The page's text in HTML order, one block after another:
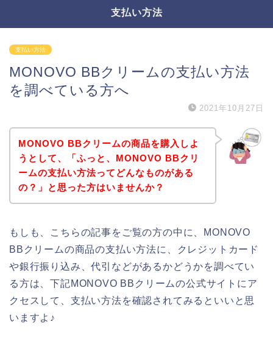
支払い方法
支払い方法
MONOVO BBクリームの支払い方法
を調べている方へ
2021年10月27日
MONOVO BBクリームの商品を購入しよ
うとして、「ふっと、MONOVO BBクリ
ームの支払い方法ってどんなものがある
の？」と思った方はいませんか？
もしも、こちらの記事をご覧の方の中に、MONOVO
BBクリームの商品の支払い方法に、クレジットカード
や銀行振り込み、代引などがあるかどうかを調べてい
る方は、下記MONOVO BBクリームの公式サイトにア
クセスして、支払い方法を確認されてみるといいと思
いますよ♪